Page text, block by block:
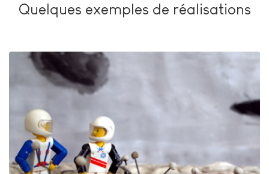
Quelques exemples de réalisations